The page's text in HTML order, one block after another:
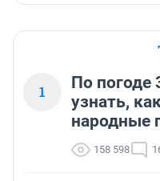
1
По
узнать,
народные
158 598